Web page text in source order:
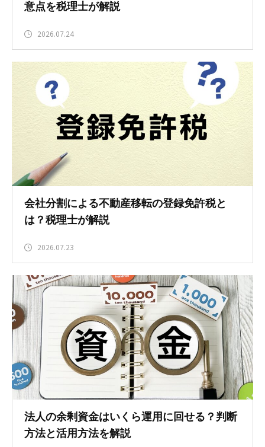
意点を税理士が解説
2026.07.24
会社分割による不動産移転の登録免許税と
は？税理士が解説
2026.07.23
法人の余剰資金はいくら運用に回せる？判断
方法と活用方法を解説